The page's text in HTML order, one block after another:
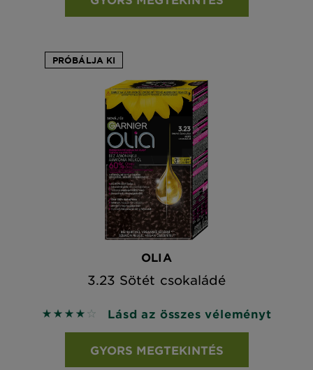
PRÓBÁLJA KI
OLIA
3.23 Sötét csokaládé
4 out of 5 stars based on reviews
Lásd az összes véleményt
GYORS MEGTEKINTÉS